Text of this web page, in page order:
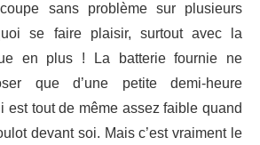
sans problème sur plusieurs
se faire plaisir, surtout avec la
en plus ! La batterie fournie ne
que d’une petite demi-heure
est tout de même assez faible quand
devant soi. Mais c’est vraiment le